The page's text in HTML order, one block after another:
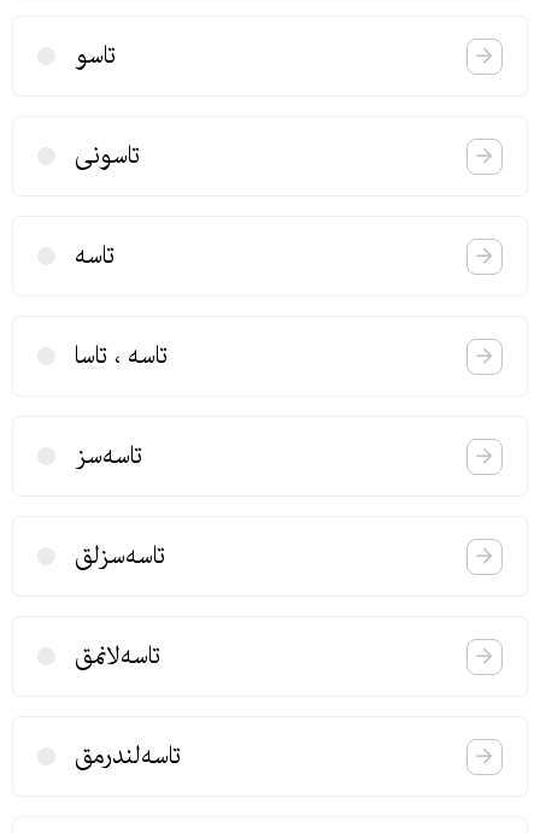
تاسو
تاسونی
تاسه
تاسه ، تاسا
تاسه‌سز
تاسه‌سزلق
تاسه‌لانمق
تاسه‌لندرمق